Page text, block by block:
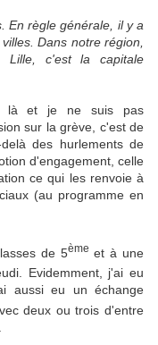
En règle générale, il y a
Dans notre région,
c'est la capitale
là et je ne suis pas
sur la grève, c'est de
des hurlements de
d'engagement, celle
ce qui les renvoie à
(au programme en
de 5ème et à une
Evidemment, j'ai eu
aussi eu un échange
deux ou trois d'entre